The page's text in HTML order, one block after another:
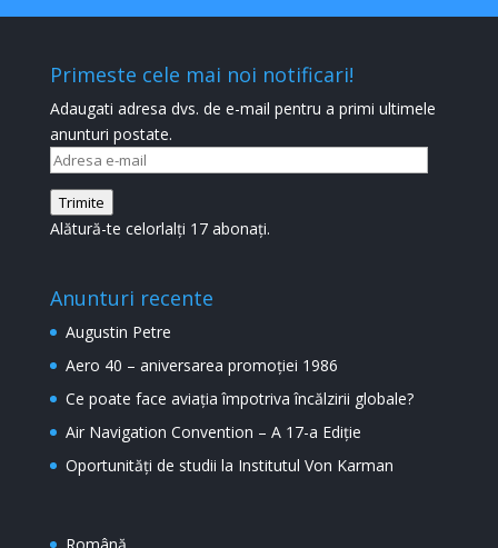
Primeste cele mai noi notificari!
Adaugati adresa dvs. de e-mail pentru a primi ultimele
anunturi postate.
Adresa
e-
mail
Trimite
Alătură-te celorlalți 17 abonați.
Anunturi recente
Augustin Petre
Aero 40 – aniversarea promoției 1986
Ce poate face aviația împotriva încălzirii globale?
Air Navigation Convention – A 17-a Ediție
Oportunități de studii la Institutul Von Karman